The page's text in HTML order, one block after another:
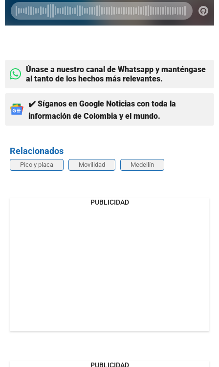
Únase a nuestro canal de Whatsapp y manténgase
al tanto de los hechos más relevantes.
✔️ Síganos en Google Noticias con toda la
información de Colombia y el mundo.
Relacionados
Pico y placa Movilidad Medellín
PUBLICIDAD
PUBLICIDAD